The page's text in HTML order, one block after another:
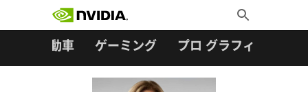
Toggle
Search
自動車 ゲーミング プロ グラフィックス